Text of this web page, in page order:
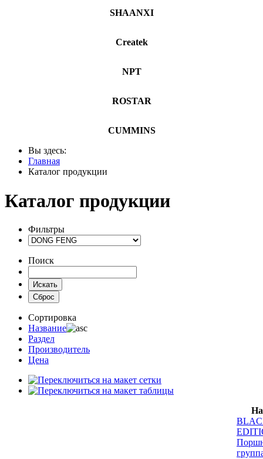
SHAANXI
Createk
NPT
ROSTAR
CUMMINS
Вы здесь:
Главная
Каталог продукции
Каталог продукции
Фильтры
Поиск
Сортировка
Название
Раздел
Производитель
Цена